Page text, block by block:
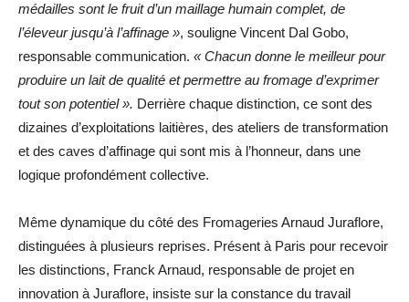
médailles sont le fruit d’un maillage humain complet, de
l’éleveur jusqu’à l’affinage », souligne Vincent Dal Gobo,
responsable communication. « Chacun donne le meilleur pour
produire un lait de qualité et permettre au fromage d’exprimer
tout son potentiel ». Derrière chaque distinction, ce sont des
dizaines d’exploitations laitières, des ateliers de transformation
et des caves d’affinage qui sont mis à l’honneur, dans une
logique profondément collective.
Même dynamique du côté des Fromageries Arnaud Juraflore,
distinguées à plusieurs reprises. Présent à Paris pour recevoir
les distinctions, Franck Arnaud, responsable de projet en
innovation à Juraflore, insiste sur la constance du travail